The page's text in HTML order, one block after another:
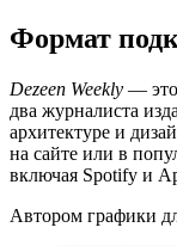
Формат
Dezeen Weekly — это
два журналиста
архитектуре и
на сайте или в
включая Spotify и
Автором графики